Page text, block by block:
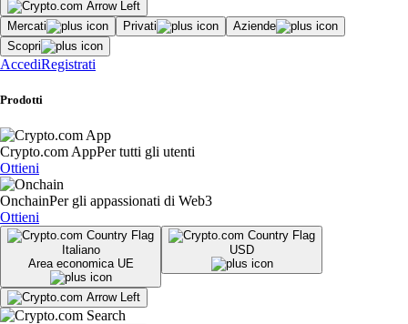
Mercati Privati
Aziende
Scopri
AccediRegistrati
Prodotti
Crypto.com AppPer tutti gli utenti
Ottieni
OnchainPer gli appassionati di Web3
Ottieni
Italiano
Area economica UE
USD